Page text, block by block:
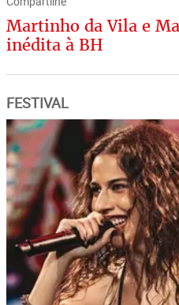
Martinho da Vila e
inédita à BH
FESTIVAL